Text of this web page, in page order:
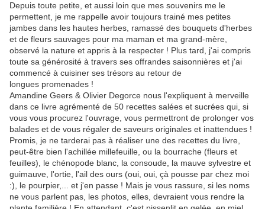
Depuis toute petite, et aussi loin que mes souvenirs me le
permettent, je me rappelle avoir toujours trainé mes petites
jambes dans les hautes herbes, ramassé des bouquets d'herbes
et de fleurs sauvages pour ma maman et ma grand-mère,
observé la nature et appris à la respecter ! Plus tard, j'ai compris
toute sa générosité à travers ses offrandes saisonnières et j'ai
commencé à cuisiner ses trésors au retour de
longues promenades !
Amandine Geers & Olivier Degorce nous l'expliquent à merveille
dans ce livre agrémenté de 50 recettes salées et sucrées qui, si
vous vous procurez l'ouvrage, vous permettront de prolonger vos
balades et de vous régaler de saveurs originales et inattendues !
Promis, je ne tarderai pas à réaliser une des recettes du livre,
peut-être bien l'achillée millefeuille, ou la bourrache (fleurs et
feuilles), le chénopode blanc, la consoude, la mauve sylvestre et
guimauve, l'ortie, l'ail des ours (oui, oui, çà pousse par chez moi
:), le pourpier,... et j'en passe ! Mais je vous rassure, si les noms
ne vous parlent pas, les photos, elles, devraient vous rendre la